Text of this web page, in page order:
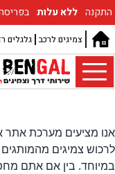
התקנה ללא עלות
גלגלים צמיגים לרכב
אנו מציעים מערכת
לרכוש צמיגים
במיוחד. בין אם אתם